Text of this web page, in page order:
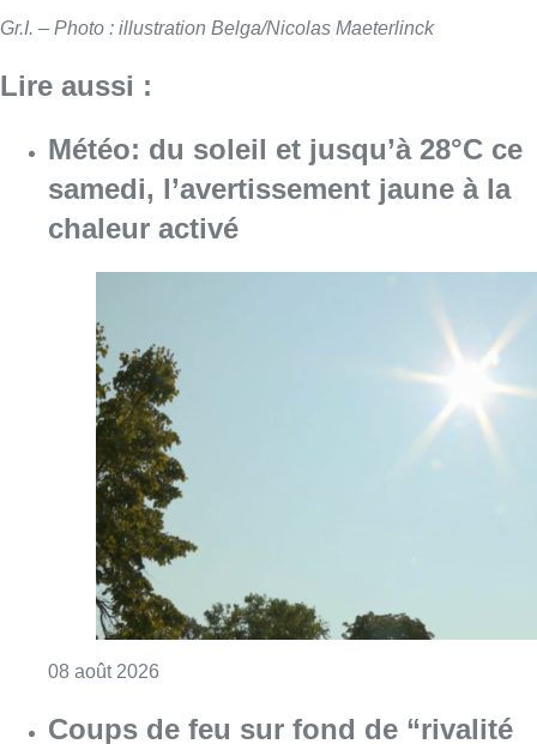
08 août 2026Consulter l'article "Météo: du soleil et
Coups de feu sur fond de “rivalité
amoureuse” à Uccle: une personne
blessée à la jambe